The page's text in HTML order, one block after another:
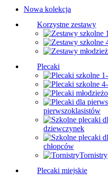
Nowa kolekcja
Korzystne zestawy
Plecaki
pierwszoklasistów
dziewczynek
chłopców
Tornistry
Plecaki miejskie